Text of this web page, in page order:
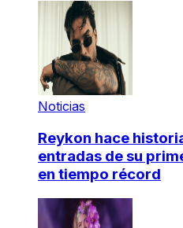
Noticias
Reykon hace
entradas de su
en tiempo récord